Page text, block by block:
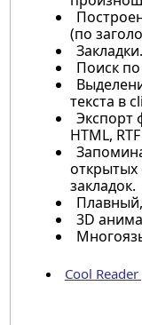
(по
Закладки.
Поиск по
текста в
Экспорт
HTML,
закладок.
3D
Cool